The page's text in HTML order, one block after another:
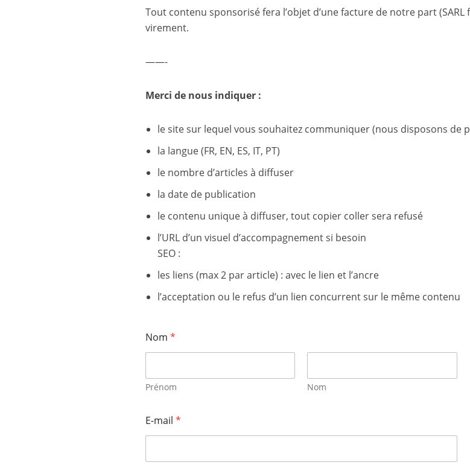
Tout contenu sponsorisé fera l’objet d’une facture de notre part
virement.
——-
Merci de nous indiquer :
le site sur lequel vous souhaitez communiquer (nous disposons de
la langue (FR, EN, ES, IT, PT)
le nombre d’articles à diffuser
la date de publication
le contenu unique à diffuser, tout copier coller sera refusé
l’URL d’un visuel d’accompagnement si besoin
SEO :
les liens (max 2 par article) : avec le lien et l’ancre
l’acceptation ou le refus d’un lien concurrent sur le même contenu
Nom *
Prénom Nom
E-mail *